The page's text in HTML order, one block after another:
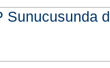
Sunucusunda